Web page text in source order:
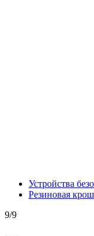
Устройства
Резиновая
9/9